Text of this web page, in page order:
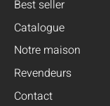
Best seller
Catalogue
Notre maison
Revendeurs
Contact